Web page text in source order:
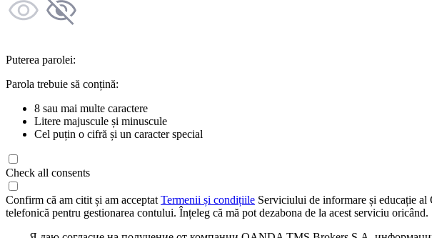
Puterea parolei:
Parola trebuie să conțină:
8 sau mai multe caractere
Litere majuscule și minuscule
Cel puțin o cifră și un caracter special
Check all consents
Confirm că am citit și am acceptat Termenii și condițiile Serviciului de informare și educație
telefonică pentru gestionarea contului. Înțeleg că mă pot dezabona de la acest serviciu oricând.